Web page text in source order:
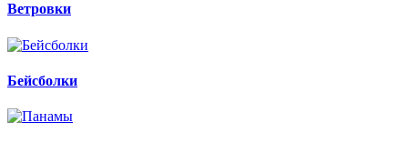
Ветровки
Бейсболки